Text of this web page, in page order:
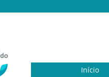
Início